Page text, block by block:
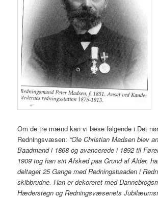
Om de tre mænd kan vi læse følgende i Det
Redningsvæsen: “Ole Christian Madsen blev
Baadmand i 1868 og avancerede i 1892 til
1909 tog han sin Afsked paa Grund af Alder,
deltaget 25 Gange med Redningsbaaden i
skibbrudne. Han er dekoreret med
Hæderstegn og Redningsvæsenets